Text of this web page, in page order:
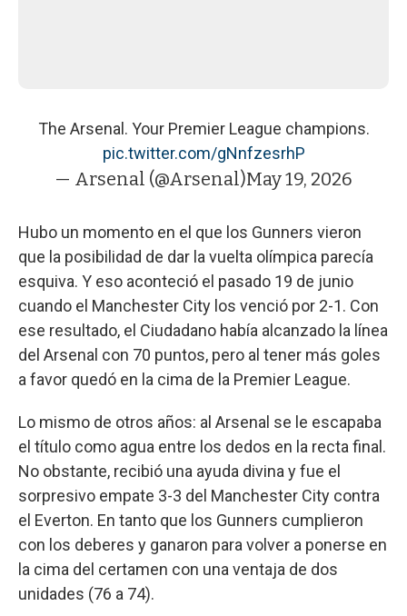
The Arsenal. Your Premier League champions.
pic.twitter.com/gNnfzesrhP
— Arsenal (@Arsenal)May 19, 2026
Hubo un momento en el que los Gunners vieron
que la posibilidad de dar la vuelta olímpica parecía
esquiva. Y eso aconteció el pasado 19 de junio
cuando el Manchester City los venció por 2-1. Con
ese resultado, el Ciudadano había alcanzado la línea
del Arsenal con 70 puntos, pero al tener más goles
a favor quedó en la cima de la Premier League.
Lo mismo de otros años: al Arsenal se le escapaba
el título como agua entre los dedos en la recta final.
No obstante, recibió una ayuda divina y fue el
sorpresivo empate 3-3 del Manchester City contra
el Everton. En tanto que los Gunners cumplieron
con los deberes y ganaron para volver a ponerse en
la cima del certamen con una ventaja de dos
unidades (76 a 74).